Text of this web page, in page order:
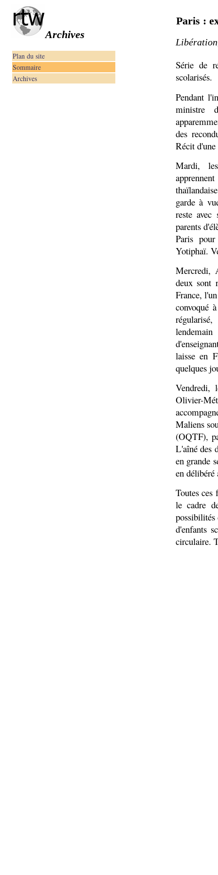
Archives
Plan du site
Sommaire
Archives
Paris :
Série de
scolarisés.
Pendant
ministre
des
Récit
Mardi,
garde à
reste avec
parents
Paris
Yotiphaï.
Mercredi,
deux sont
France,
convoqué
laisse en
quelques
Vendredi,
Olivier-
Maliens
(OQTF),
L'aîné des
en grande
en
Toutes ces
le cadre
possibilités
d'enfants
circulaire.